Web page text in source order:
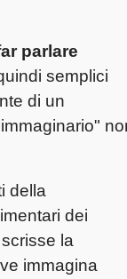
parlare
semplici
di un
della
dei
la
immagina